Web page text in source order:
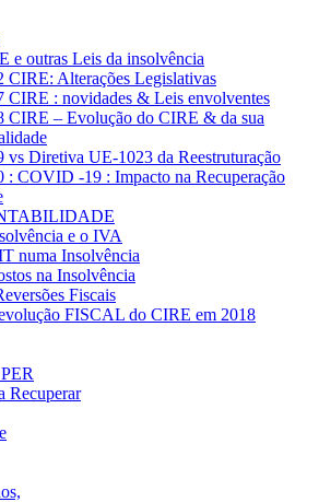
e outras Leis da insolvência
CIRE: Alterações Legislativas
CIRE : novidades & Leis envolventes
CIRE – Evolução do CIRE & da sua
vs Diretiva UE-1023 da Reestruturação
: COVID -19 : Impacto na Recuperação
e o IVA
numa Insolvência
na Insolvência
Fiscais
FISCAL do CIRE em 2018
Recuperar